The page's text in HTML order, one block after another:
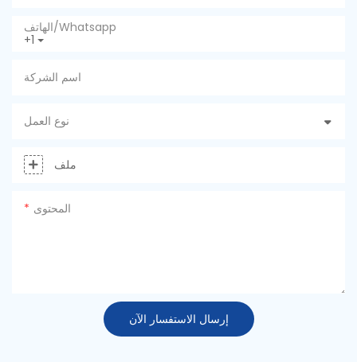
+1
الهاتف/whatsapp
اسم الشركة
نوع العمل
ملف
المحتوى
إرسال الاستفسار الآن